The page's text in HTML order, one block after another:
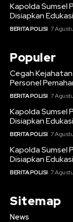
Kapolda Sumsel
Disiapkan
BERITA POLISI 7
Populer
Cegah
Personel
BERITA POLISI 7
Kapolda Sumsel
Disiapkan
BERITA POLISI 7
Kapolda Sumsel
Disiapkan
BERITA POLISI 7
Sitemap
News